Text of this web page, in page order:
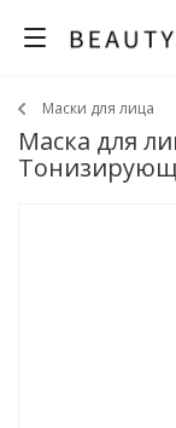
Маски для лица
Маска для